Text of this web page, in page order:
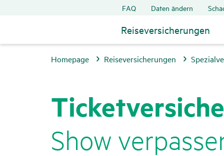
FAQ Daten ändern
Reiseversicherungen
Homepage Reiseversicherungen
Show